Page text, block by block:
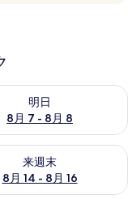
明日
8月 7 - 8月 8
7 - 8月 8 の空室状況
来週末
8月 14 - 8月 16
14 - 8月 16 の空室